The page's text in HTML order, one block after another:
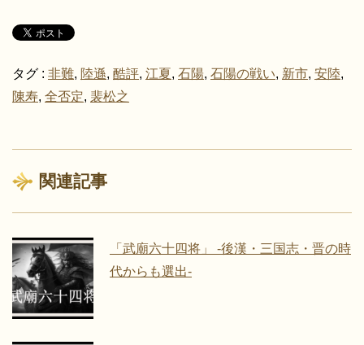
タグ : 非難, 陸遜, 酷評, 江夏, 石陽, 石陽の戦い, 新市, 安陸,
陳寿, 全否定, 裴松之
関連記事
「武廟六十四将」 -後漢・三国志・晋の時
代からも選出-